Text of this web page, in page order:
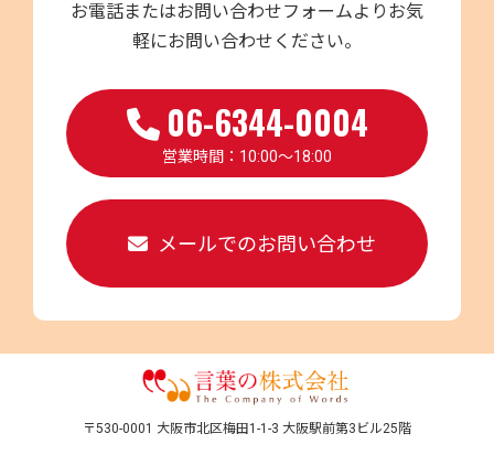
お電話またはお問い合わせフォームよりお気
軽にお問い合わせください。
06-6344-0004
営業時間：10:00～18:00
メールでのお問い合わせ
〒530-0001 大阪市北区梅田1-1-3 大阪駅前第3ビル25階